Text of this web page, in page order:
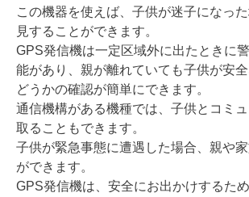
この機器を使えば、子供が迷子になっ
見することができます。
GPS発信機は一定区域外に出たときに
能があり、親が離れていても子供が安
どうかの確認が簡単にできます。
通信機構がある機種では、子供とコミ
取ることもできます。
子供が緊急事態に遭遇した場合、親や
ができます。
GPS発信機は、安全にお出かけするた